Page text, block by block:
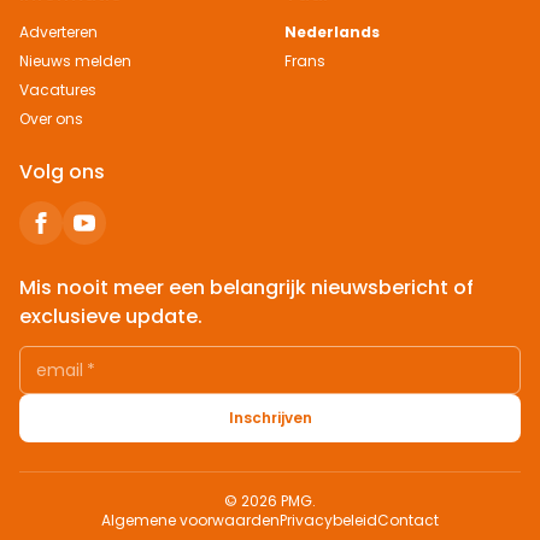
Adverteren
Nieuws melden
Vacatures
Over ons
Nederlands
Frans
Volg ons
Mis nooit meer een belangrijk nieuwsbericht of
exclusieve update.
email *
Inschrijven
© 2026 PMG.
Algemene voorwaardenPrivacybeleidContact